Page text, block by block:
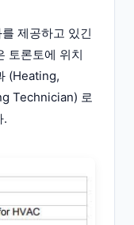
제공하고 있긴
토론토에 위치
(Heating,
Technician) 로
.